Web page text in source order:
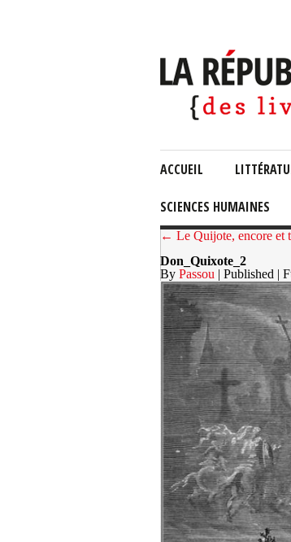
ACCUEIL
SCIENCES HUMAINES
← Le Quijote, encore et
Don_Quixote_2
By Passou | Published |